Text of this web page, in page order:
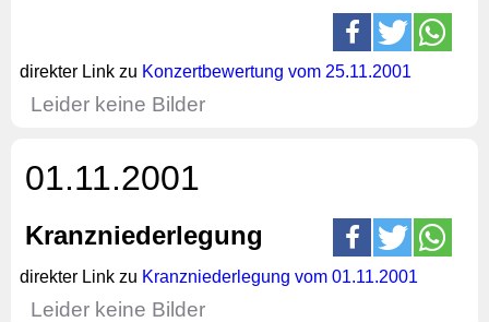
direkter Link zu Konzertbewertung vom 25.11.2001
Leider keine Bilder
01.11.2001
Kranzniederlegung
direkter Link zu Kranzniederlegung vom 01.11.2001
Leider keine Bilder